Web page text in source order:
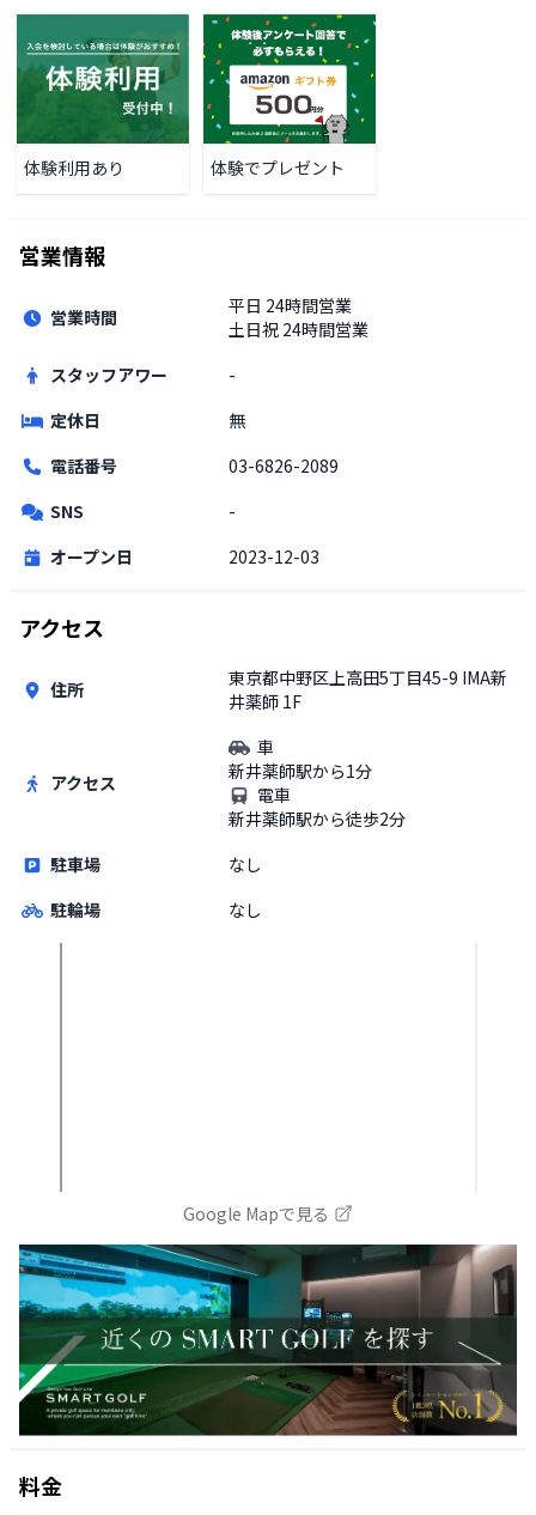
体験利用あり 体験でプレゼント
営業情報
営業時間 平日 24時間営業
土日祝 24時間営業
スタッフアワー
-
定休日
無
電話番号
03-6826-2089
SNS
-
オープン日
2023-12-03
アクセス
住所
東京都中野区上高田5丁目45-9 IMA新
井薬師 1F
アクセス
車
新井薬師駅から1分
電車
新井薬師駅から徒歩2分
駐車場
なし
駐輪場
なし
Google Mapで見る
料金